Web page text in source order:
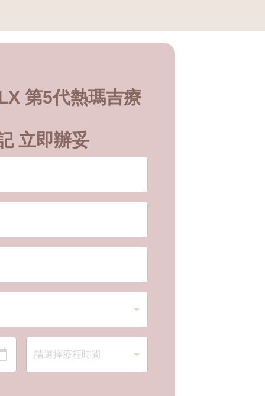
第5代熱瑪吉療
立即辦妥